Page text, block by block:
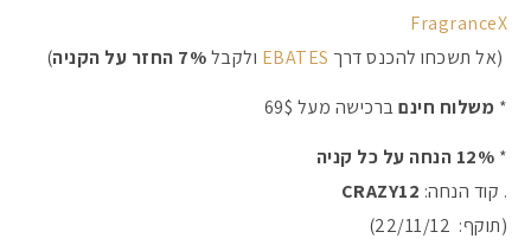
FragranceX
(אל תשכחו להכנס דרך EBATES ולקבל7% החזר על הקניה
)
* משלוח חינםברכישה מעל 69$
* 12% הנחה על כל קניה
. קוד הנחה: CRAZY12
(תוקף: 22/11/12)